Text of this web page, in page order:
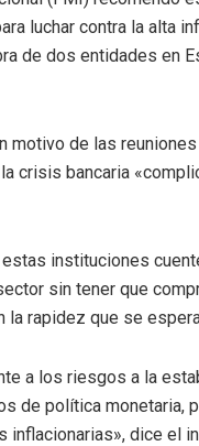
luchar contra la alta
de dos entidades en
motivo de las
crisis bancaria
instituciones
sin tener que
la rapidez que se
a los riesgos a la
de política monetaria,
inflacionarias», dice el